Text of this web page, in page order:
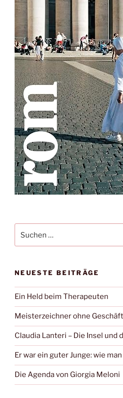
nach:
NEUESTE BEITRÄGE
Ein Held beim Therapeuten
Meisterzeichner ohne
Claudia Lanteri – Die Insel und
Er war ein guter Junge: wie
Die Agenda von Giorgia Meloni